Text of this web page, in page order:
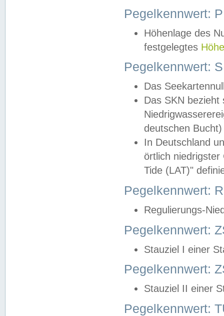
Pegelkennwert:
Höhenlage des
festgelegtes
Pegelkennwert:
Das
Das SKN
deutschen
In Deutschland
örtlich
Tide (LAT)"
Pegelkennwert:
Regulierungs-
Pegelkennwert:
Stauziel I einer
Pegelkennwert:
Stauziel II einer
Pegelkennwert: